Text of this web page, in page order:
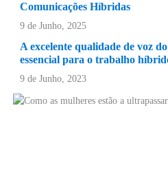
Comunicações Híbridas
9 de Junho, 2025
A excelente qualidade de voz
essencial para o trabalho
9 de Junho, 2023